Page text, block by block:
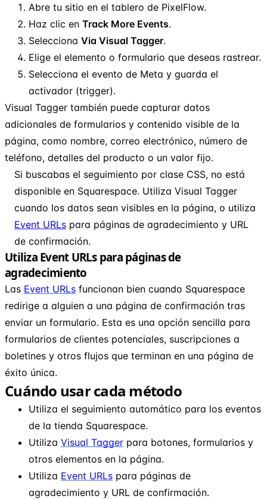
Abre tu sitio en el tablero de PixelFlow.
Haz clic en Track More Events.
Selecciona Via Visual Tagger.
Elige el elemento o formulario que deseas rastrear.
Selecciona el evento de Meta y guarda el
activador (trigger).
Visual Tagger también puede capturar datos
adicionales de formularios y contenido visible de la
página, como nombre, correo electrónico, número de
teléfono, detalles del producto o un valor fijo.
Si buscabas el seguimiento por clase CSS, no está
disponible en Squarespace. Utiliza Visual Tagger
cuando los datos sean visibles en la página, o utiliza
Event URLs para páginas de agradecimiento y URL
de confirmación.
Utiliza Event URLs para páginas de
agradecimiento
Las Event URLs funcionan bien cuando Squarespace
redirige a alguien a una página de confirmación tras
enviar un formulario. Esta es una opción sencilla para
formularios de clientes potenciales, suscripciones a
boletines y otros flujos que terminan en una página de
éxito única.
Cuándo usar cada método
Utiliza el seguimiento automático para los eventos
de la tienda Squarespace.
Utiliza Visual Tagger para botones, formularios y
otros elementos en la página.
Utiliza Event URLs para páginas de
agradecimiento y URL de confirmación.